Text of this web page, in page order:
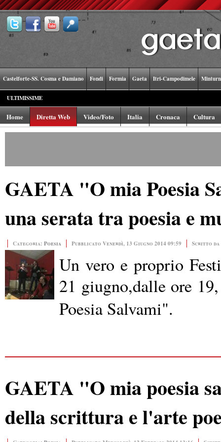
Castelforte-SS. Cosma e Damiano Fondi Formia Gaeta Itri-Campodimele
ULTIMISSIME
Home Diretta Web Video/Foto Italia Cronaca Cultura
GAETA "O mia Poesia
una serata tra poesia e
Categoria: Poesia Pubblicato Venerdì, 13 Giugno 2014 09:59 Scritto da
Un vero e proprio
21 giugno,dalle ore
Poesia Salvami".
GAETA "O mia poesia
della scrittura e l'arte